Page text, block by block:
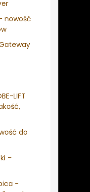
- nowość
LIFT
do
–
-